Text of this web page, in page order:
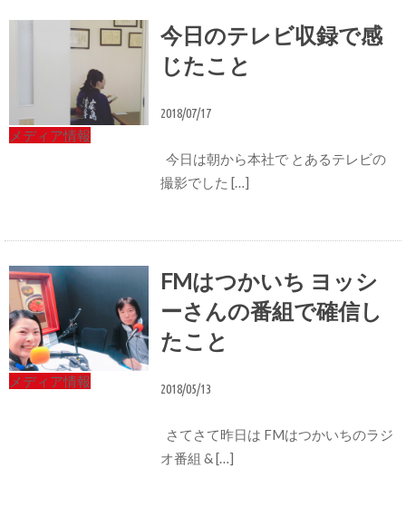
メディア情報
今日のテレビ収録で感
じたこと
2018/07/17
今日は朝から本社で とあるテレビの
撮影でした […]
メディア情報
FMはつかいち ヨッシ
ーさんの番組で確信し
たこと
2018/05/13
さてさて昨日は FMはつかいちのラジ
オ番組 & […]